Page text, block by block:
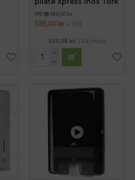
PRP 680,00 lei
538,00 lei + TVA
650,98 lei TVA inclus